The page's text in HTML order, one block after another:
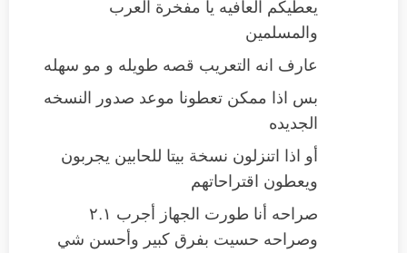
يعطيكم العافيه يا مفخرة العرب
والمسلمين
عارف انه التعريب قصه طويله و مو سهله
بس اذا ممكن تعطونا موعد صدور النسخه
الجديده
أو اذا اتنزلون نسخة بيتا للحابين يجربون
ويعطون اقتراحاتهم
صراحه أنا طورت الجهاز أجرب ٢.١
وصراحه حسيت بفرق كبير وأحسن شي